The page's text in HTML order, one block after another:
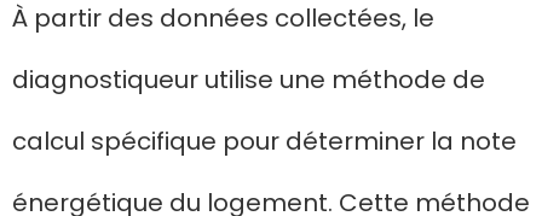
À partir des données collectées, le
diagnostiqueur utilise une méthode de
calcul spécifique pour déterminer la note
énergétique du logement. Cette méthode